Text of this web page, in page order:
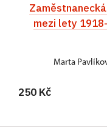
mezi lety
Marta
250 Kč